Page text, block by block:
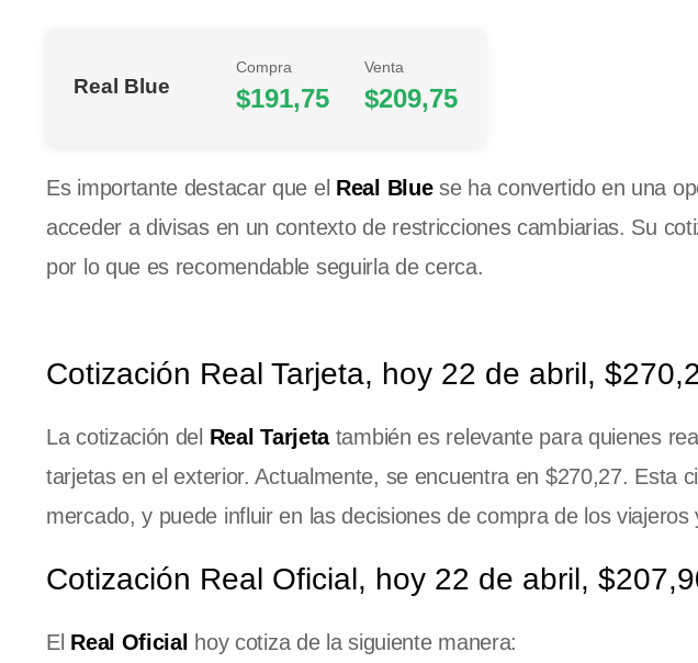
Real Blue
Compra
$191,75
Venta
$209,75
Es importante destacar que el Real Bluese ha convertido en una
acceder a divisas en un contexto de restricciones cambiarias. Su
por lo que es recomendable seguirla de cerca.
Cotización Real Tarjeta, hoy 22 de abril,
La cotización del Real Tarjetatambién es relevante para quienes
tarjetas en el exterior. Actualmente, se encuentra en $270,27. Esta
mercado, y puede influir en las decisiones de compra de los viajeros
Cotización Real Oficial, hoy 22 de abril,
El Real Oficial hoy cotiza de la siguiente manera: